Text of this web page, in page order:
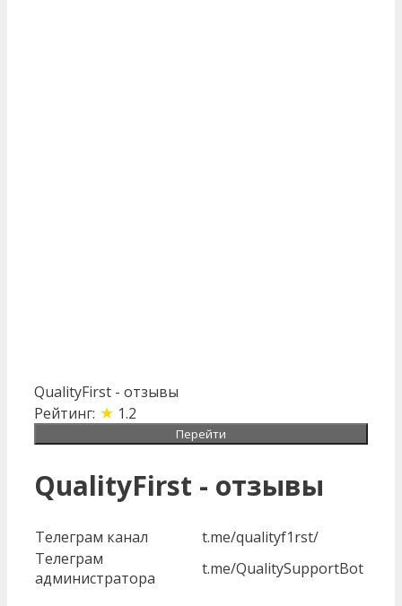
QualityFirst - отзывы
Рейтинг: ★ 1.2
Перейти
QualityFirst - отзывы
Телеграм канал
t.me/qualityf1rst/
Телеграм
администратора
t.me/QualitySupportBot